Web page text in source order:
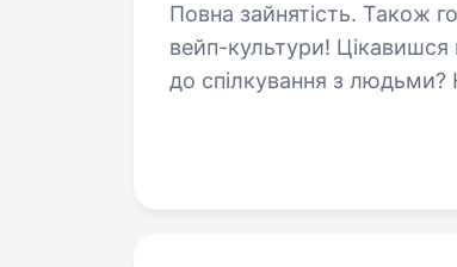
Повна зайнятість. Також готові взяти
вейп-культури! Цікавишся
до спілкування з